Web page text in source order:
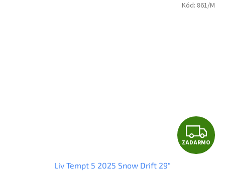
Z
A
ZADARMO
Liv Tempt 5 2025 Snow Drift 29"
Kód: 861/M